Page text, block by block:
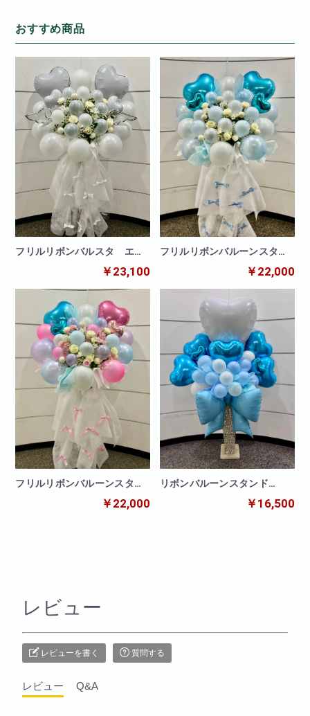
おすすめ商品
フリルリボンバルスタ エン
￥23,100
フリルリボンバルーンスタン
￥22,000
フリルリボンバルーンスタン
￥22,000
リボンバルーンスタンド
￥16,500
レビュー
レビューを書く 質問する
レビュー Q&A